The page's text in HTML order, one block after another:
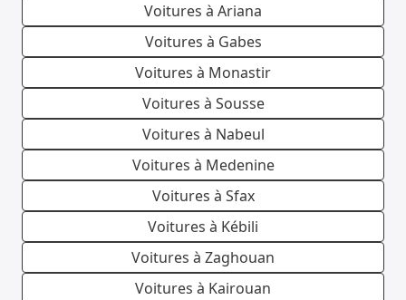
Voitures à Ariana
Voitures à Gabes
Voitures à Monastir
Voitures à Sousse
Voitures à Nabeul
Voitures à Medenine
Voitures à Sfax
Voitures à Kébili
Voitures à Zaghouan
Voitures à Kairouan